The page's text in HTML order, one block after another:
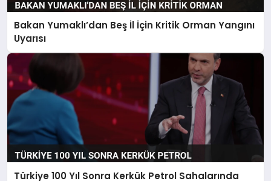
Bakan Yumaklı’dan Beş İl İçin Kritik Orman Yangını
Uyarısı
Türkiye 100 Yıl Sonra Kerkük Petrol Sahalarında